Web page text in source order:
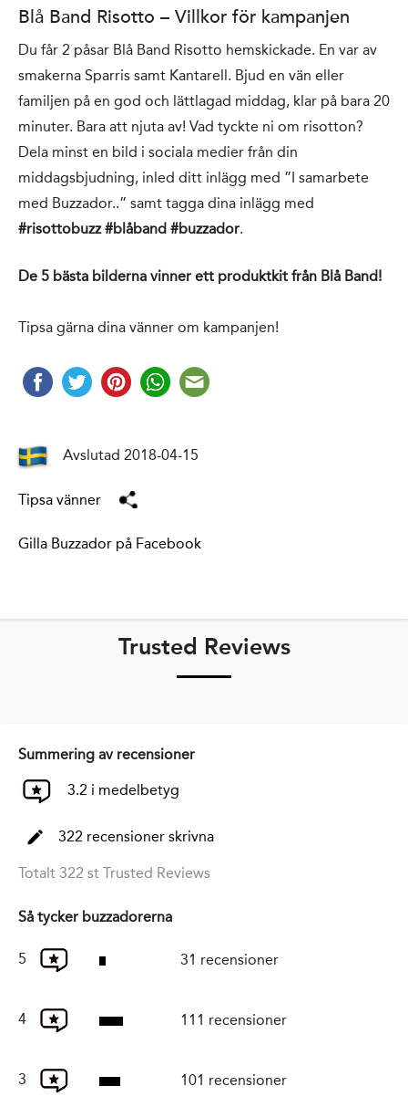
Blå Band Risotto – Villkor för kampanjen
Du får 2 påsar Blå Band Risotto hemskickade. En var av
smakerna Sparris samt Kantarell. Bjud en vän eller
familjen på en god och lättlagad middag, klar på bara 20
minuter. Bara att njuta av! Vad tyckte ni om risotton?
Dela minst en bild i sociala medier från din
middagsbjudning, inled ditt inlägg med ”I samarbete
med Buzzador..” samt tagga dina inlägg med
#risottobuzz #blåband #buzzador.
De 5 bästa bilderna vinner ett produktkit från Blå Band!
Tipsa gärna dina vänner om kampanjen!
Avslutad 2018-04-15
Tipsa vänner
Gilla Buzzador på Facebook
Trusted Reviews
Summering av recensioner
3.2 i medelbetyg
322 recensioner skrivna
Totalt 322 st Trusted Reviews
Så tycker buzzadorerna
5 31 recensioner
4 111 recensioner
3 101 recensioner